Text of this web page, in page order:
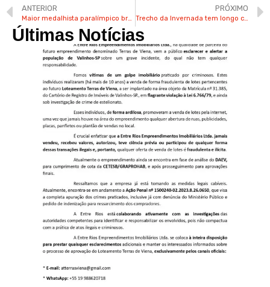
ANTERIOR
Maior medalhista paralímpico brasileiro, Daniel Dias fará palestra aos patrulheiros nesta 2ª-feira
PRÓXIMO
Trecho da Invernada tem longo congestionamento após acidente entre carro e moto
Últimas Notícias